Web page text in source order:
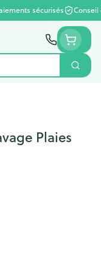
sécurisés
Plaies